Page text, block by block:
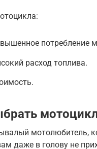
потребление
расход топлива.
мотолюбитель,
даже в голову не